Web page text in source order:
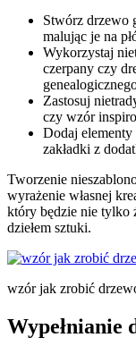
Stwórz drzewo
malując je na
Wykorzystaj
czerpany czy
Zastosuj
czy wzór
Dodaj
zakładki z
Tworzenie
wyrażenie własnej
który będzie nie tylko
dziełem sztuki.
wzór jak zrobić
Wypełnianie